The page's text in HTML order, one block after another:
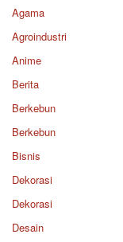
Agama
Agroindustri
Anime
Berita
Berkebun
Berkebun
Bisnis
Dekorasi
Dekorasi
Desain